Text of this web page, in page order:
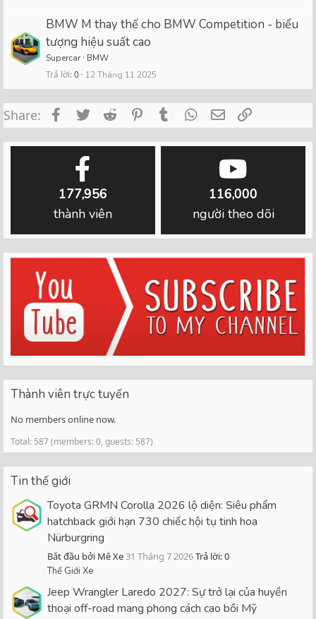
BMW M thay thế cho BMW Competition - biểu
tượng hiệu suất cao
Supercar BMW
Trả lời 0 12 Tháng 11 2025
Share: FacebookTwitterReddit PinterestTumblrWhatsApp
Email
177,956
thành viên
116,000
người theo dõi
Thành viên trực tuyến
No members online now.
Total: 587 (members: 0, guests: 587)
Tin thế giới
Toyota GRMN Corolla 2026 lộ diện: Siêu phẩm
hatchback giới hạn 730 chiếc hội tụ tinh hoa
Nürburgring
Bắt đầu bởi Mê Xe31 Tháng 7 2026Trả lời: 0
Thế Giới Xe
Jeep Wrangler Laredo 2027: Sự trở lại của huyền
thoại off-road mang phong cách cao bồi Mỹ